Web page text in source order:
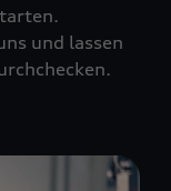
und lassen